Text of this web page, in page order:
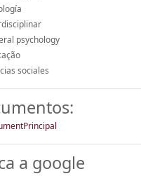
psychology
sociales
a google